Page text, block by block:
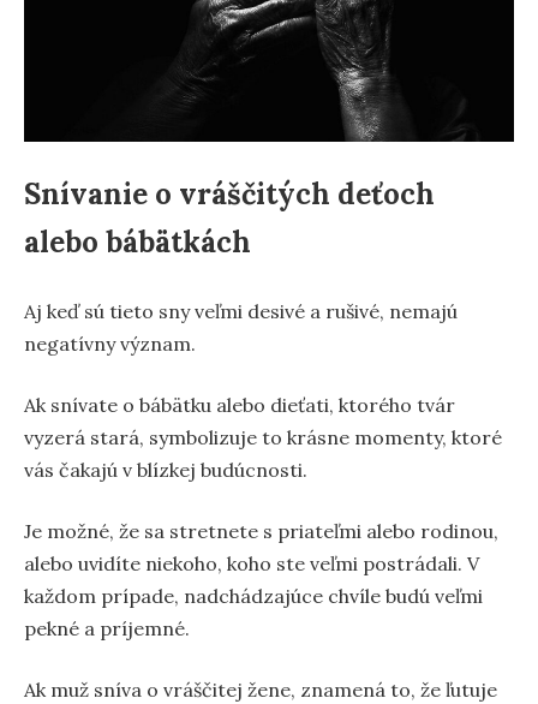
Snívanie o vráščitých deťoch
alebo bábätkách
Aj keď sú tieto sny veľmi desivé a rušivé, nemajú
negatívny význam.
Ak snívate o bábätku alebo dieťati, ktorého tvár
vyzerá stará, symbolizuje to krásne momenty, ktoré
vás čakajú v blízkej budúcnosti.
Je možné, že sa stretnete s priateľmi alebo rodinou,
alebo uvidíte niekoho, koho ste veľmi postrádali. V
každom prípade, nadchádzajúce chvíle budú veľmi
pekné a príjemné.
Ak muž sníva o vráščitej žene, znamená to, že ľutuje